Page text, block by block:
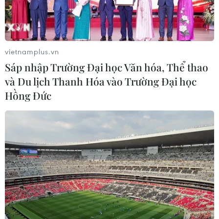
Xây dựng Cổng Thông tin
điện tử Hà Nội thành
nguồn thông tin nhanh,
Diễn đàn Truyền thông
đồng hành vì Cộng đồng
29/07/2026 11:41
vietnamplus.vn
Sáp nhập Trường Đại học Văn hóa, Thể thao
và Du lịch Thanh Hóa vào Trường Đại học
Hồng Đức